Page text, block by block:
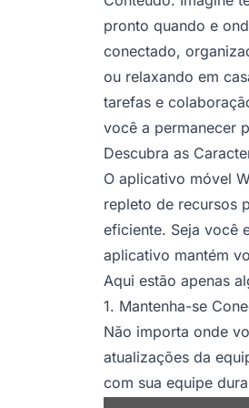
pronto quando e
conectado,
ou relaxando em
tarefas e
você a permanecer
Descubra as
O aplicativo móvel
repleto de recursos
eficiente. Seja você
aplicativo mantém
Aqui estão apenas
1. Mantenha-se
Não importa onde
atualizações da
com sua equipe